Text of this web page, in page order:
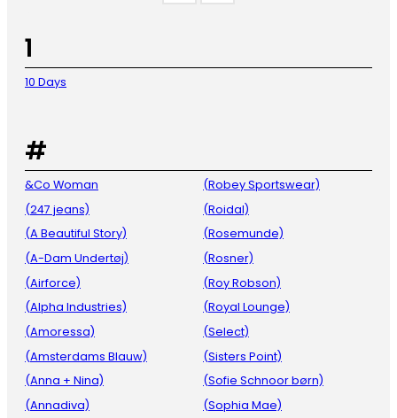
1
10 Days
#
&Co Woman
(247 jeans)
(A Beautiful Story)
(A-Dam Undertøj)
(Airforce)
(Alpha Industries)
(Amoressa)
(Amsterdams Blauw)
(Anna + Nina)
(Annadiva)
(Robey Sportswear)
(Roidal)
(Rosemunde)
(Rosner)
(Roy Robson)
(Royal Lounge)
(Select)
(Sisters Point)
(Sofie Schnoor børn)
(Sophia Mae)